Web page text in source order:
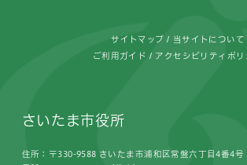
サイトマップ 当サイトについて
ご利用ガイド アクセシビリティポリ
さいたま市役所
住所：〒330-9588 さいたま市浦和区常盤六丁目4番4号